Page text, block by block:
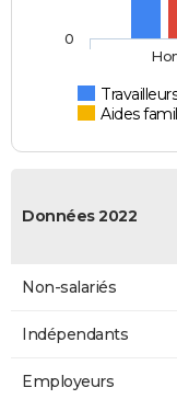
Aides
0
Données 2022
Non-salariés
Indépendants
Employeurs